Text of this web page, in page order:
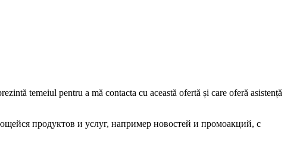
temeiul pentru a mă contacta cu această ofertă și care oferă asistență
продуктов и услуг, например новостей и промоакций, с